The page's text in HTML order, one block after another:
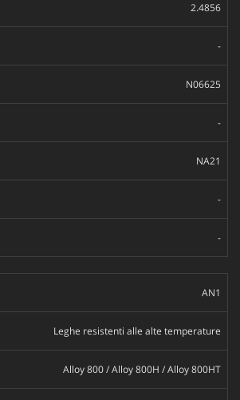
2.4856
-
N06625
-
NA21
-
-
AN1
Leghe resistenti alle alte temperature
Alloy 800 / Alloy 800H / Alloy 800HT